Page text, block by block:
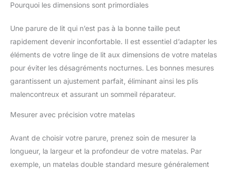
Pourquoi les dimensions sont primordiales
Une parure de lit qui n’est pas à la bonne taille peut
rapidement devenir inconfortable. Il est essentiel d’adapter les
éléments de votre linge de lit aux dimensions de votre matelas
pour éviter les désagréments nocturnes. Les bonnes mesures
garantissent un ajustement parfait, éliminant ainsi les plis
malencontreux et assurant un sommeil réparateur.
Mesurer avec précision votre matelas
Avant de choisir votre parure, prenez soin de mesurer la
longueur, la largeur et la profondeur de votre matelas. Par
exemple, un matelas double standard mesure généralement